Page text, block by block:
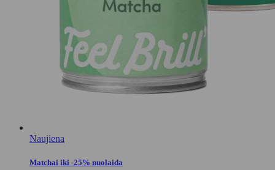
Naujiena
Matchai iki -25% nuolaida